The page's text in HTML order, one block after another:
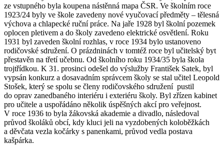
ze vstupného byla koupena nástěnná mapa ČSR. Ve školním roce
1923/24 byly ve škole zavedeny nové vyučovací předměty – tělesná
výchova a chlapecké ruční práce. Na jaře 1928 byl školní pozemek
oplocen pletivem a do školy zavedeno elektrické osvětlení. Roku
1931 byl zaveden školní rozhlas, v roce 1934 bylo ustanoveno
rodičovské sdružení. O prázdninách v tomtéž roce byl učitelský byt
přestavěn na třetí učebnu. Od školního roku 1934/35 byla škola
trojtřídkou. K 31. prosinci odešel do výslužby František Satek, byl
vypsán konkurz a dosavadním správcem školy se stal učitel Leopold
Stošek, který se spolu se členy rodičovského sdružení pustil
do oprav zanedbaného interiéru i exteriéru školy. Byl zřízen kabinet
pro učitele a uspořádáno několik úspěšných akcí pro veřejnost.
V roce 1936 to byla žákovská akademie a divadlo, následoval
průvod školáků obcí, kdy kluci jeli na vyzdobených koloběžkách
a děvčata vezla kočárky s panenkami, průvod vedla postava
kašpárka.